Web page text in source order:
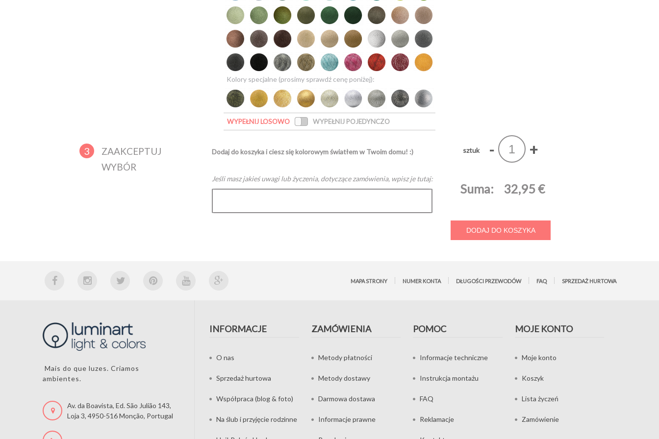
Kolory specjalne (prosimy sprawdź cenę poniżej):
WYPEŁNIJ LOSOWO WYPEŁNIJ POJEDYNCZO
3
ZAAKCEPTUJ
WYBÓR
Dodaj do koszyka i ciesz się kolorowym światłem w Twoim domu! :)
Jeśli masz jakieś uwagi lub życzenia, dotyczące zamówienia, wpisz je tutaj:
sztuk - +
Suma: 32,95 €
DODAJ DO KOSZYKA
MAPA STRONY NUMER KONTA DŁUGOŚCI PRZEWODÓW FAQ SPRZEDAŻ HURTOWA
Mais do que luzes. Criamos
ambientes.
Av. da Boavista, Ed. São Julião 143,
Loja 3, 4950-516 Monção, Portugal
INFORMACJE
O nas
Sprzedaż hurtowa
Współpraca (blog & foto)
Na ślub i przyjęcie rodzinne
ZAMÓWIENIA
Metody płatności
Metody dostawy
Darmowa dostawa
Informacje prawne
POMOC
Informacje techniczne
Instrukcja montażu
FAQ
Reklamacje
MOJE KONTO
Moje konto
Koszyk
Lista życzeń
Zamówienie